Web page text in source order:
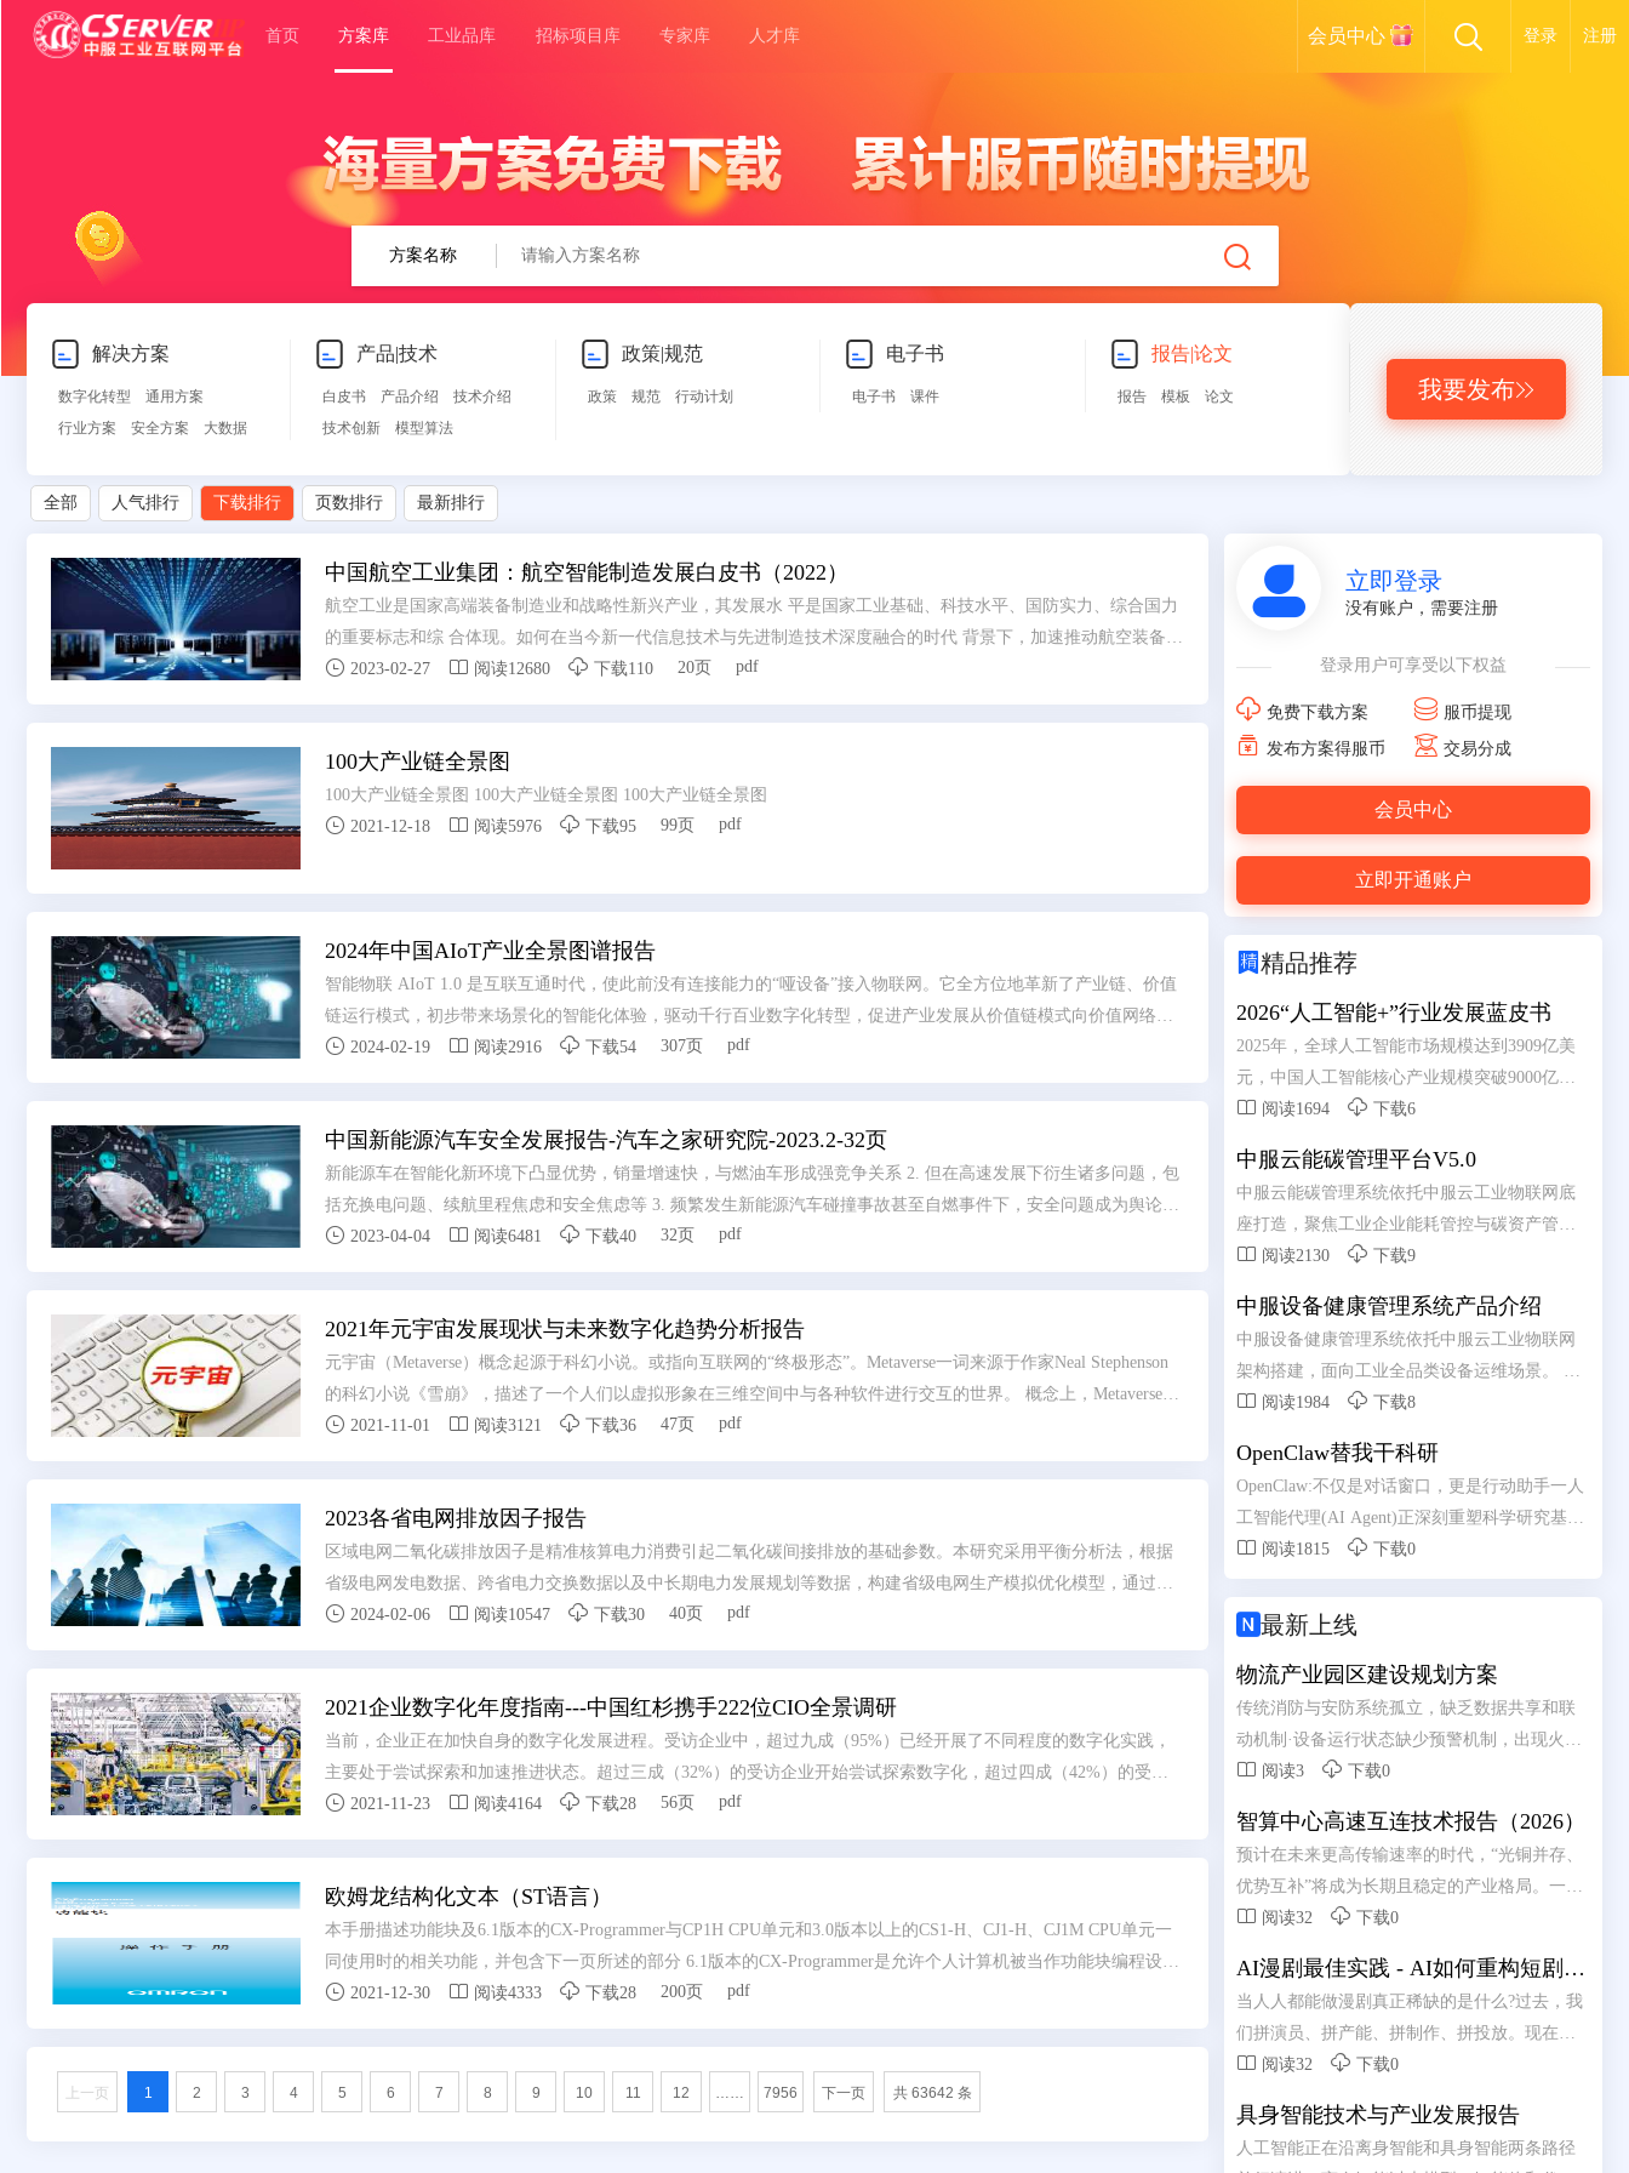
首页 方案库 工业品库 招标项目库 专家库 人才库 会员中心 登录 注册
方案名称
解决方案
数字化转型
通用方案
行业方案
安全方案
大数据
自动控制
其他
产品|技术
白皮书 产品介绍
技术介绍
技术创新
模型算法
政策|规范
政策 规范 行动计划
电子书
电子书 课件
报告|论文
报告 模板 论文 我要发布
全部 人气排行 下载排行 页数排行 最新排行
中国航空工业集团：航空智能制造发展白皮书（2022）
航空工业是国家高端装备制造业和战略性新兴产业，其发展水 平是国家工业基础、科技水平、国防实力、综合国力
的重要标志和综 合体现。如何在当今新一代信息技术与先进制造技术深度融合的时代 背景下，加速推动航空装备研
制与生产模式向数字化网络化智能化转 变，发展先进航空制造能力，是航空智能制造创新发展的时代命题。 为凝聚
制造创新发展，加速工业制造能力提升。
 2023-02-27  阅读12680  下载110 20页 pdf
100大产业链全景图
100大产业链全景图 100大产业链全景图 100大产业链全景图
 2021-12-18  阅读5976  下载95 99页 pdf
2024年中国AIoT产业全景图谱报告
智能物联 AIoT 1.0 是互联互通时代，使此前没有连接能力的“哑设备”接入物联网。它全方位地革新了产业链、价值
链运行模式，初步带来场景化的智能化体验，驱动千行百业数字化转型，促进产业发展从价值链模式向价值网络模
式跃迁
 2024-02-19  阅读2916  下载54 307页 pdf
中国新能源汽车安全发展报告-汽车之家研究院-2023.2-32页
新能源车在智能化新环境下凸显优势，销量增速快，与燃油车形成强竞争关系 2. 但在高速发展下衍生诸多问题，包
括充换电问题、续航里程焦虑和安全焦虑等 3. 频繁发生新能源汽车碰撞事故甚至自燃事件下，安全问题成为舆论焦
点，也成为新能源行业发展底线 4. 综合新能源安全事故，新能源汽车安全主要集中在单踏板模式安全、信息安全、
 2023-04-04  阅读6481  下载40 32页 pdf
2021年元宇宙发展现状与未来数字化趋势分析报告
元宇宙（Metaverse）概念起源于科幻小说。或指向互联网的“终极形态”。Metaverse一词来源于作家Neal Stephenson
的科幻小说《雪崩》，描述了一个人们以虚拟形象在三维空间中与各种软件进行交互的世界。 概念上，Metaverse一
词由Meta和 Verse组成，Meta表示超越，verse 代表宇宙（universe），合起来通常表示""超越宇宙"的概念:一个平行
 2021-11-01  阅读3121  下载36 47页 pdf
2023各省电网排放因子报告
区域电网二氧化碳排放因子是精准核算电力消费引起二氧化碳间接排放的基础参数。本研究采用平衡分析法，根据
省级电网发电数据、跨省电力交换数据以及中长期电力发展规划等数据，构建省级电网生产模拟优化模型，通过情
景分析评估未来不同情景下，省级电网电源结构和电力消费，分析中国 2020-2035 年不同情景下区域和省级电网二
 2024-02-06  阅读10547  下载30 40页 pdf
2021企业数字化年度指南---中国红杉携手222位CIO全景调研
当前，企业正在加快自身的数字化发展进程。受访企业中，超过九成（95%）已经开展了不同程度的数字化实践，
主要处于尝试探索和加速推进状态。超过三成（32%）的受访企业开始尝试探索数字化，超过四成（42%）的受访
企业正在加速推进数字化。由此可见，数字化已成为企业长期发展的必然选择。
 2021-11-23  阅读4164  下载28 56页 pdf
欧姆龙结构化文本（ST语言）
本手册描述功能块及6.1版本的CX-Programmer与CP1H CPU单元和3.0版本以上的CS1-H、CJ1-H、CJ1M CPU单元一
同使用时的相关功能，并包含下一页所述的部分 6.1版本的CX-Programmer是允许个人计算机被当作功能块编程设
备，并可用于支持功能块的SYSMACCS系列和CJ系列CPU单元的软件 6.1版本的CX-Programmer功能块功能已作了改
它信息请参阅CS/CJ/CP系列手册。请在尝试安装或操作6.1版本CX-Programmer或CS1-H、CJ1-H、CJ1M或CP1H CPU
 2021-12-30  阅读4333  下载28 200页 pdf
上一页 1 2 3 4 5 6 7 8 9 10 11 12 …… 7956 下一页 共 63642 条
 立即登录
没有账户，需要注册
登录用户可享受以下权益
 免费下载方案  服币提现
 发布方案得服币  交易分成
会员中心
立即开通账户
精品推荐
2026“人工智能+”行业发展蓝皮书
2025年，全球人工智能市场规模达到3909亿美
元，中国人工智能核心产业规模突破9000亿
元。AIAgent细分市场以49.6%的年复合增长率
年之内从9.6%跃升至47.5%。从2024年初，中国
日均词元(Token)调用量为1000亿;至2025年底，
跃升至100万亿;2026年3月，已突破140万亿，两
年增长超千倍。这些数字背后，是一场深刻变
革的加速到来-人工智能正在从"能力突破"走
向“系统重构”。
 阅读1694  下载6
中服云能碳管理平台V5.0
中服云能碳管理系统依托中服云工业物联网底
座打造，聚焦工业企业能耗管控与碳资产管理
需求。 系统整合水、电、气、热等多类能源数
析。 依托数字化手段精准核算碳排放总量，助
力企业摸清碳排底数、合规完成台账管理。 通
过节能诊断、能耗优化策略推送，有效降低生
产能耗与运营成本。 全方位赋能企业绿色低碳
转型，筑牢安全生产与节能减排双重发展防
线。
 阅读2130  下载9
中服设备健康管理系统产品介绍
中服设备健康管理系统依托中服云工业物联网
架构搭建，面向工业全品类设备运维场景。 融
合实时数据采集、状态监测、故障诊断核心能
与 AI 算法分析设备隐患，实现从被动维修向预
测性维护升级。 有效降低设备故障率、减少停
机损失，简化线下运维管理流程。 助力工厂实
现设备数字化管控，保障产线高效、稳定、安
 阅读1984  下载8
OpenClaw替我干科研
OpenClaw:不仅是对话窗口，更是行动助手一人
工智能代理(AI Agent)正深刻重塑科学研究基本
范式，OpenClaw成为2026年开源AI代理平台代
 阅读1815  下载0
 最新上线
物流产业园区建设规划方案
传统消防与安防系统孤立，缺乏数据共享和联
动机制·设备运行状态缺少预警机制，出现火
警，才发现设备故障无法使用，错过最佳处理
场数据回传·设备巡检手工纸字抄录，维护记录
无法有效追溯
 阅读3  下载0
智算中心高速互连技术报告（2026）
预计在未来更高传输速率的时代，“光铜并存、
优势互补”将成为长期且稳定的产业格局。一个
务实且高效的智算中心互连架构，应该是铜负
在成本、功耗及散热上的综合优势，承接机柜
内及柜间近端的短距互连;光互连则依托其高带
宽与低损耗传输特性，承担起跨机柜及远距离
通信的重任。二者并非简单的替代关系，而是
基于应用场景的深度协 同与互补。
 阅读32  下载0
AI漫剧最佳实践 - AI如何重构短剧内
容生产链路
当人人都能做漫剧真正稀缺的是什么?过去，我
们拼演员、拼产能、拼制作、拼投放。现在，
当产能不在稀缺，真正的痛点是什么?
 阅读32  下载0
具身智能技术与产业发展报告
人工智能正在沿离身智能和具身智能两条路径